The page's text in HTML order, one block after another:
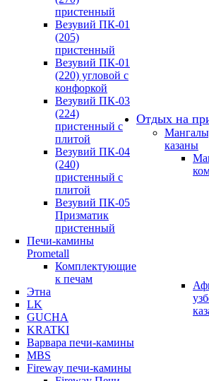
пристенный
Везувий ПК-01
(205)
пристенный
Везувий ПК-01
(220) угловой с
конфоркой
Везувий ПК-03
(224)
пристенный с
плитой
Везувий ПК-04
(240)
пристенный с
плитой
Везувий ПК-05
Призматик
пристенный
Печи-камины
Prometall
Комплектующие
к печам
Этна
LK
GUCHA
KRATKI
Варвара печи-камины
MBS
Fireway печи-камины
Отдых на
казаны